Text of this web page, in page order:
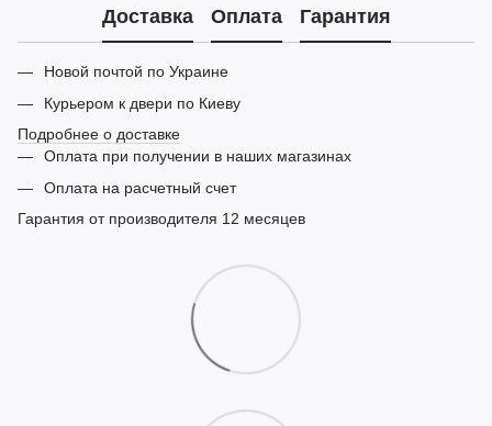
Доставка Оплата Гарантия
Новой почтой по Украине
Курьером к двери по Киеву
Подробнее о доставке
Оплата при получении в наших магазинах
Оплата на расчетный счет
Гарантия от производителя 12 месяцев